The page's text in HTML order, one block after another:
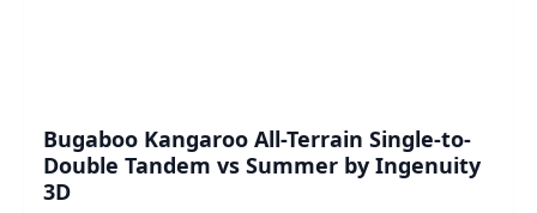
Bugaboo Kangaroo All-Terrain Single-to-
Double Tandem vs Summer by Ingenuity
3D